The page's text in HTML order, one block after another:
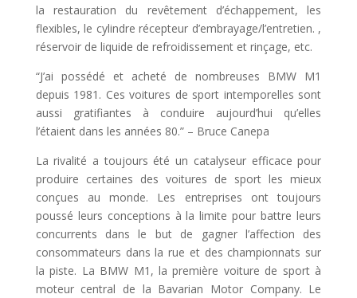
la restauration du revêtement d’échappement, les
flexibles, le cylindre récepteur d’embrayage/l’entretien. ,
réservoir de liquide de refroidissement et rinçage, etc.
“J’ai possédé et acheté de nombreuses BMW M1
depuis 1981. Ces voitures de sport intemporelles sont
aussi gratifiantes à conduire aujourd’hui qu’elles
l’étaient dans les années 80.” – Bruce Canepa
La rivalité a toujours été un catalyseur efficace pour
produire certaines des voitures de sport les mieux
conçues au monde. Les entreprises ont toujours
poussé leurs conceptions à la limite pour battre leurs
concurrents dans le but de gagner l’affection des
consommateurs dans la rue et des championnats sur
la piste. La BMW M1, la première voiture de sport à
moteur central de la Bavarian Motor Company. Le